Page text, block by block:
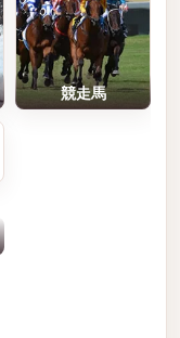
競走馬